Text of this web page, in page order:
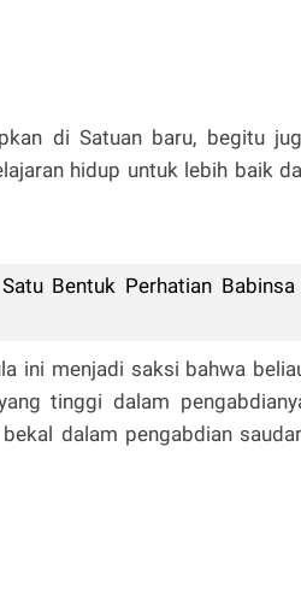
di Satuan baru, begitu
hidup untuk lebih baik
Bentuk Perhatian Babinsa
ini menjadi saksi bahwa
tinggi dalam
dalam pengabdian